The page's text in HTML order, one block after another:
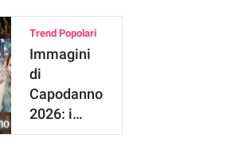
Trend Popolari
Immagini
di
Capodanno
2026: i
Migliori